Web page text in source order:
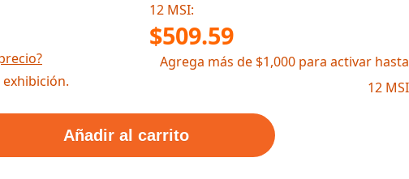
12 MSI:
$509.59
Agrega más de $1,000 para activar hasta
12 MSI
Añadir al carrito